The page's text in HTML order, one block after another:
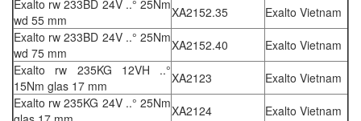
Exalto rw 233BD 24V ..° 25Nm
wd 55 mm
XA2152.35
Exalto Vietnam
Exalto rw 233BD 24V ..° 25Nm
wd 75 mm
XA2152.40
Exalto Vietnam
Exalto rw 235KG 12VH ..°
15Nm glas 17 mm
XA2123
Exalto Vietnam
Exalto rw 235KG 24V ..° 25NmXA2124
Exalto Vietnam